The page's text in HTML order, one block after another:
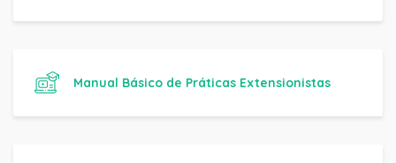
Manual Básico de Práticas Extensionistas